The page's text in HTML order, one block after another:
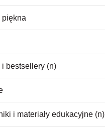
piękna
i bestsellery (n)
i materiały edukacyjne (n)